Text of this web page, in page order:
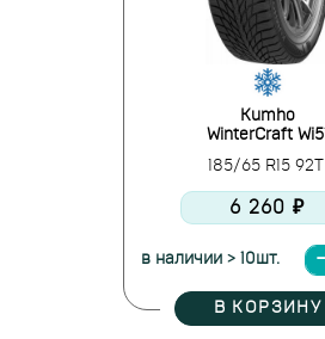
Kumho
WinterCraft Wi51
185/65 R15 92T
6 260 ₽
в наличии > 10шт.
В КОРЗИНУ